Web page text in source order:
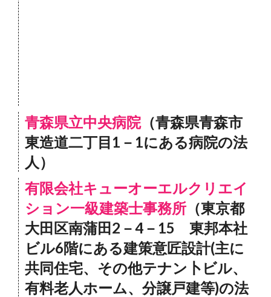
青森県立中央病院（青森県青森市
東造道二丁目1－1にある病院の法
人）
有限会社キューオーエルクリエイ
ション一級建築士事務所 （東京都
大田区南蒲田2－4－15 東邦本社
ビル6階にある建策意匠設計(主に
共同住宅、その他テナン卜ビル、
有料老人ホーム、分譲戸建等)の法